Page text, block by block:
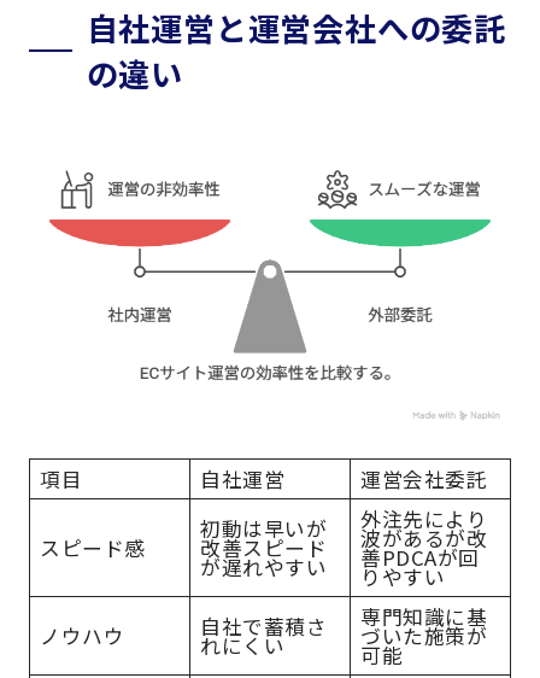
自社運営と運営会社への委託
の違い
項目 自社運営 運営会社委託
スピード感
初動は早いが
改善スピード
が遅れやすい
外注先により
波があるが改
善PDCAが回
りやすい
ノウハウ 自社で蓄積さ
れにくい
専門知識に基
づいた施策が
可能